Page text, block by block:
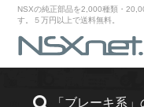
NSXの純正部品を2,000種類・
す。５万円以上で送料無料。
「ブレーキ系